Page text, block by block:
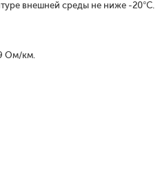
внешней среды не ниже -20°С.
Ом/км.